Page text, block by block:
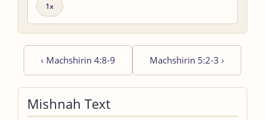
Playback
‹ Machshirin 4:8-9 Machshirin 5:2-3 ›
Mishnah Text